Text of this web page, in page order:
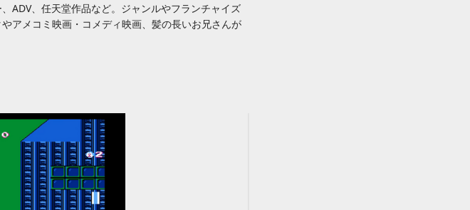
ADV、任天堂作品など。ジャンルやフランチャイズ
アメコミ映画・コメディ映画、髪の長いお兄さんが